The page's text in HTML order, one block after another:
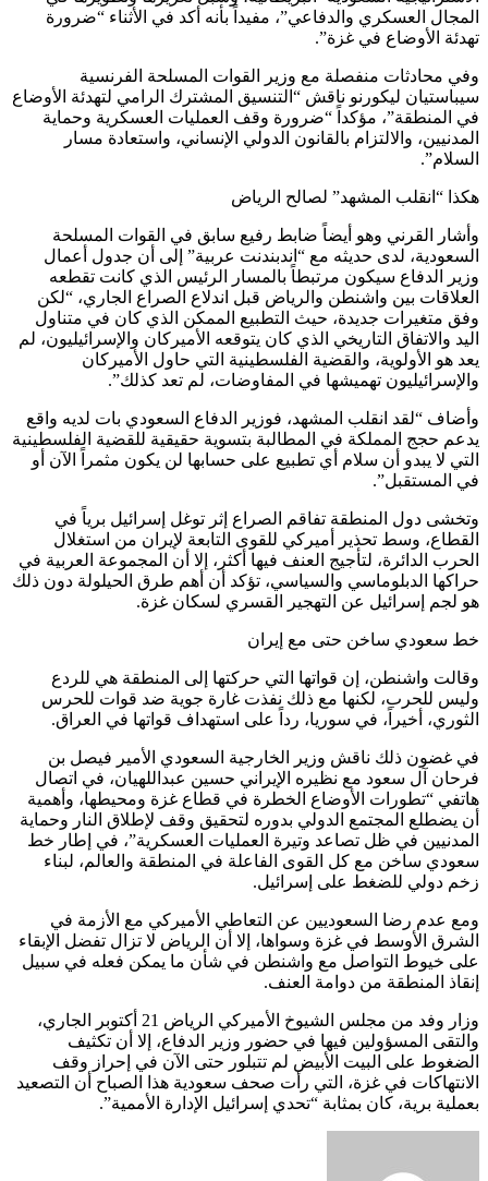
المجال العسكري والدفاعي”، مفيداً بأنه أكد في الأثناء “ضرورة
تهدئة الأوضاع في غزة”.
وفي محادثات منفصلة مع وزير القوات المسلحة الفرنسية
سيباستيان ليكورنو ناقش “التنسيق المشترك الرامي لتهدئة الأوضاع
في المنطقة”، مؤكداً “ضرورة وقف العمليات العسكرية وحماية
المدنيين، والالتزام بالقانون الدولي الإنساني، واستعادة مسار
السلام”.
هكذا “انقلب المشهد” لصالح الرياض
وأشار القرني وهو أيضاً ضابط رفيع سابق في القوات المسلحة
السعودية، لدى حديثه مع “اندبندنت عربية” إلى أن جدول أعمال
وزير الدفاع سيكون مرتبطاً بالمسار الرئيس الذي كانت تقطعه
العلاقات بين واشنطن والرياض قبل اندلاع الصراع الجاري، “لكن
وفق متغيرات جديدة، حيث التطبيع الممكن الذي كان في متناول
اليد والاتفاق التاريخي الذي كان يتوقعه الأميركان والإسرائيليون، لم
يعد هو الأولوية، والقضية الفلسطينية التي حاول الأميركان
والإسرائيليون تهميشها في المفاوضات، لم تعد كذلك”.
وأضاف “لقد انقلب المشهد، فوزير الدفاع السعودي بات لديه واقع
يدعم حجج المملكة في المطالبة بتسوية حقيقية للقضية الفلسطينية
التي لا يبدو أن سلام أي تطبيع على حسابها لن يكون مثمراً الآن أو
في المستقبل”.
وتخشى دول المنطقة تفاقم الصراع إثر توغل إسرائيل برياً في
القطاع، وسط تحذير أميركي للقوى التابعة لإيران من استغلال
الحرب الدائرة، لتأجيج العنف فيها أكثر، إلا أن المجموعة العربية في
حراكها الدبلوماسي والسياسي، تؤكد أن أهم طرق الحيلولة دون ذلك
هو لجم إسرائيل عن التهجير القسري لسكان غزة.
خط سعودي ساخن حتى مع إيران
وقالت واشنطن، إن قواتها التي حركتها إلى المنطقة هي للردع
وليس للحرب، لكنها مع ذلك نفذت غارة جوية ضد قوات للحرس
الثوري، أخيراً، في سوريا، رداً على استهداف قواتها في العراق.
في غضون ذلك ناقش وزير الخارجية السعودي الأمير فيصل بن
فرحان آل سعود مع نظيره الإيراني حسين عبداللهيان، في اتصال
هاتفي “تطورات الأوضاع الخطرة في قطاع غزة ومحيطها، وأهمية
أن يضطلع المجتمع الدولي بدوره لتحقيق وقف لإطلاق النار وحماية
المدنيين في ظل تصاعد وتيرة العمليات العسكرية”، في إطار خط
سعودي ساخن مع كل القوى الفاعلة في المنطقة والعالم، لبناء
زخم دولي للضغط على إسرائيل.
ومع عدم رضا السعوديين عن التعاطي الأميركي مع الأزمة في
الشرق الأوسط في غزة وسواها، إلا أن الرياض لا تزال تفضل الإبقاء
على خيوط التواصل مع واشنطن في شأن ما يمكن فعله في سبيل
إنقاذ المنطقة من دوامة العنف.
وزار وفد من مجلس الشيوخ الأميركي الرياض 21 أكتوبر الجاري،
والتقى المسؤولين فيها في حضور وزير الدفاع، إلا أن تكثيف
الضغوط على البيت الأبيض لم تتبلور حتى الآن في إحراز وقف
الانتهاكات في غزة، التي رأت صحف سعودية هذا الصباح أن التصعيد
بعملية برية، كان بمثابة “تحدي إسرائيل الإدارة الأممية”.